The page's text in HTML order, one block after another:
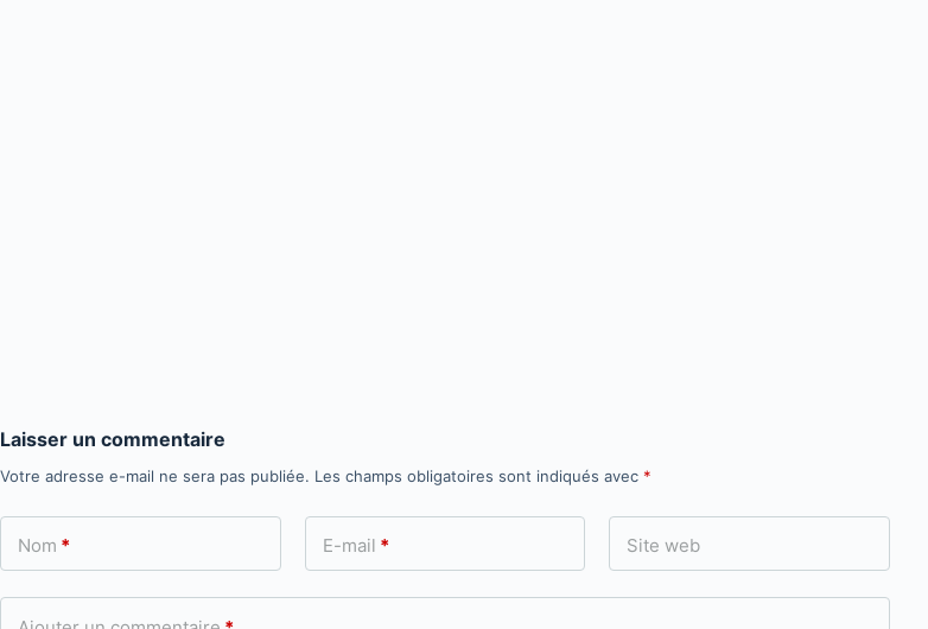
Laisser un commentaire
Votre adresse e-mail ne sera pas publiée. Les champs obligatoires sont indiqués avec *
Nom * E-mail * Site web